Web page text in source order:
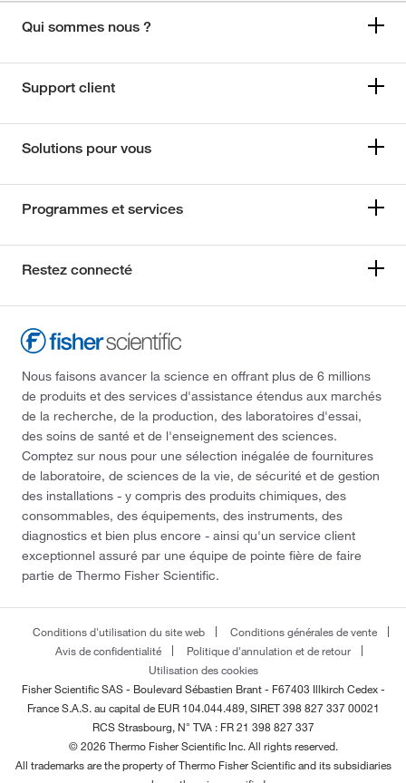
Qui sommes nous ?
Support client
Solutions pour vous
Programmes et services
Restez connecté
Nous faisons avancer la science en offrant plus de 6 millions
de produits et des services d'assistance étendus aux marchés
de la recherche, de la production, des laboratoires d'essai,
des soins de santé et de l'enseignement des sciences.
Comptez sur nous pour une sélection inégalée de fournitures
de laboratoire, de sciences de la vie, de sécurité et de gestion
des installations - y compris des produits chimiques, des
consommables, des équipements, des instruments, des
diagnostics et bien plus encore - ainsi qu'un service client
exceptionnel assuré par une équipe de pointe fière de faire
partie de Thermo Fisher Scientific.
Conditions d'utilisation du site web
Conditions générales de vente
Avis de confidentialité
Politique d'annulation et de retour
Utilisation des cookies
Fisher Scientific SAS - Boulevard Sébastien Brant - F67403 Illkirch Cedex -
FranceS.A.S. au capital de EUR 104.044.489, SIRET 398 827 337 00021
RCS Strasbourg, N° TVA : FR 21 398 827 337
© 2026 Thermo Fisher Scientific Inc. All rights reserved.
All trademarks are the property of Thermo Fisher Scientific and its subsidiaries